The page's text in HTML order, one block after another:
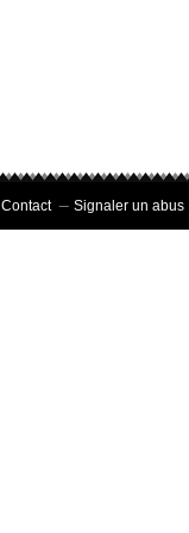
Contact Signaler un abus